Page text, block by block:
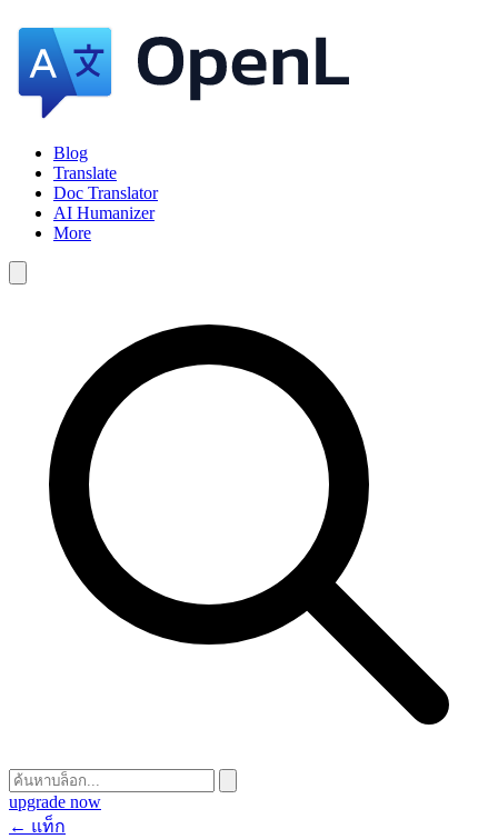
Blog
Translate
Doc Translator
AI Humanizer
More
upgrade now
← แท็ก